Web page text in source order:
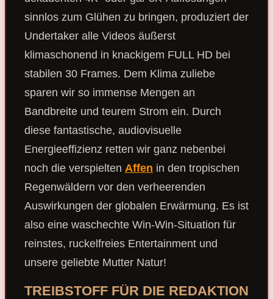
sinnlos zum Glühen zu bringen, produziert der
Undertaker alle Videos äußerst
klimaschonend in knackigem FULL HD bei
stabilen 30 Frames. Dem Klima zuliebe
sparen wir so immense Mengen an
Bandbreite und teurem Strom ein. Durch
diese fantastische, audiovisuelle
Energieeffizienz retten wir ganz nebenbei
noch die verspielten Affen in den tropischen
Regenwäldern vor den verheerenden
Auswirkungen der globalen Erwärmung. Es ist
also eine waschechte Win-Win-Situation für
reinstes, ruckelfreies Entertainment und
unsere geliebte Mutter Natur!
TREIBSTOFF FÜR DIE REDAKTION